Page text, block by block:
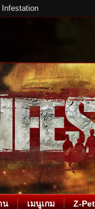
Infestation
น เมนูเกม Z-Pet